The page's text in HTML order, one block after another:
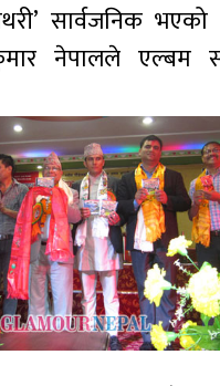
सार्वजनिक
नेपालले एल्बम